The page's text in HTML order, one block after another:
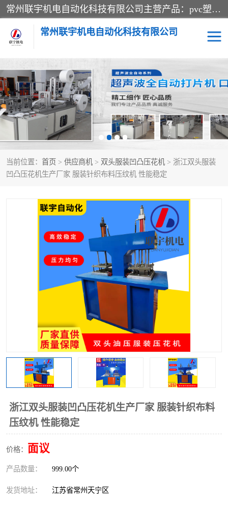
常州联宇机电自动化科技有限公司主营产品：pvc塑料焊机、高频热合机、软膜天花压边机、服装布料凹凸压花机、布料3d压印设备、服装植胶设备、超声波布料花边机、无纺布热合机、全自动压花机。
常州联宇机电自动化科技有限公司
当前位置： 首页 > 供应商机 > 双头服装凹凸压花机 > 浙江双头服装
凹凸压花机生产厂家 服装针织布料压纹机 性能稳定
浙江双头服装凹凸压花机生产厂家 服装针织布料
压纹机 性能稳定
价格： 面议
产品数量： 999.00个
发货地址： 江苏省常州天宁区
压花定型机以及压花模具 超声波热合机
高频热合机 超声波花边机
超声波复合压花机 凹凸压花机压标机
3040凹凸压花机 双头服装凹凸压花机
高频压花压标机 自动超声波打片成型机
泡壳包装封口机 海绵产品成型机
其他超声波系列